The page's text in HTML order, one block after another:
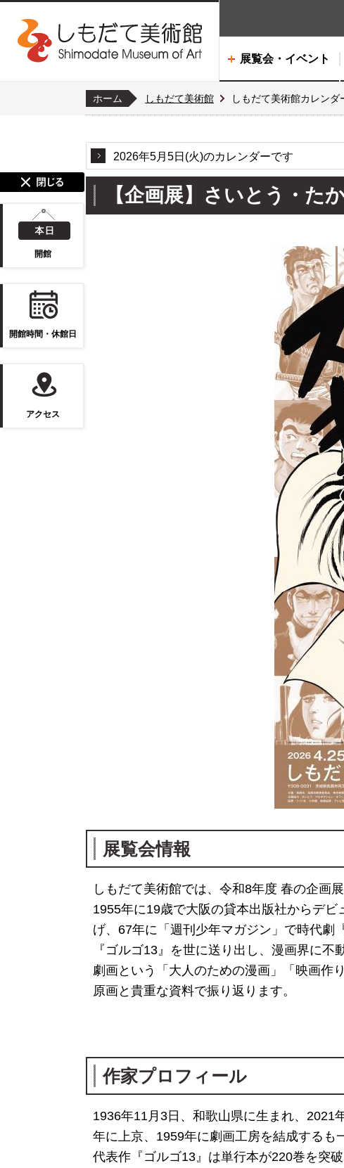
展覧会・イベント
開館
開館時間・休館日
アクセス
ホーム しもだて美術館 しもだて美術館カレンダ
2026年5月5日(火)のカレンダーです
【企画展】さいとう・
展覧会情報
しもだて美術館では、令和8年度 春の企画
1955年に19歳で大阪の貸本出版社からデ
げ、67年に「週刊少年マガジン」で時代劇
『ゴルゴ13』を世に送り出し、漫画界に不
劇画という「大人のための漫画」「映画作
原画と貴重な資料で振り返ります。
作家プロフィール
1936年11月3日、和歌山県に生まれ、2021
年に上京、1959年に劇画工房を結成するも
代表作『ゴルゴ13』は単行本が220巻を突